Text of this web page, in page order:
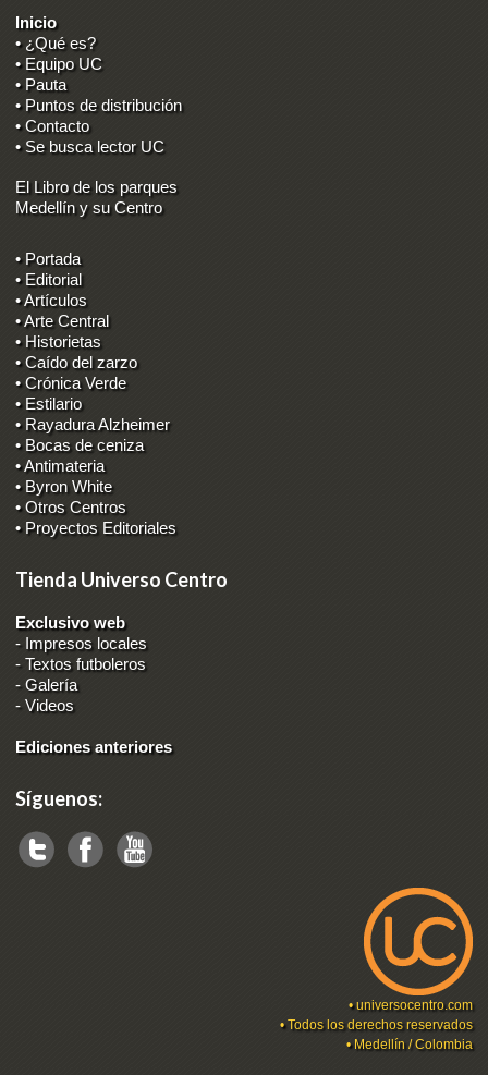
Inicio
• ¿Qué es?
• Equipo UC
• Pauta
• Puntos de distribución
• Contacto
• Se busca lector UC
El Libro de los parques
Medellín y su Centro
• Portada
• Editorial
• Artículos
• Arte Central
• Historietas
• Caído del zarzo
• Crónica Verde
• Estilario
• Rayadura Alzheimer
• Bocas de ceniza
• Antimateria
• Byron White
• Otros Centros
• Proyectos Editoriales
Tienda Universo Centro
Exclusivo web
- Impresos locales
-Textos futboleros
-Galería
-Videos
Ediciones anteriores
Síguenos:
•universocentro.com
• Todos los derechos reservados
• Medellín / Colombia